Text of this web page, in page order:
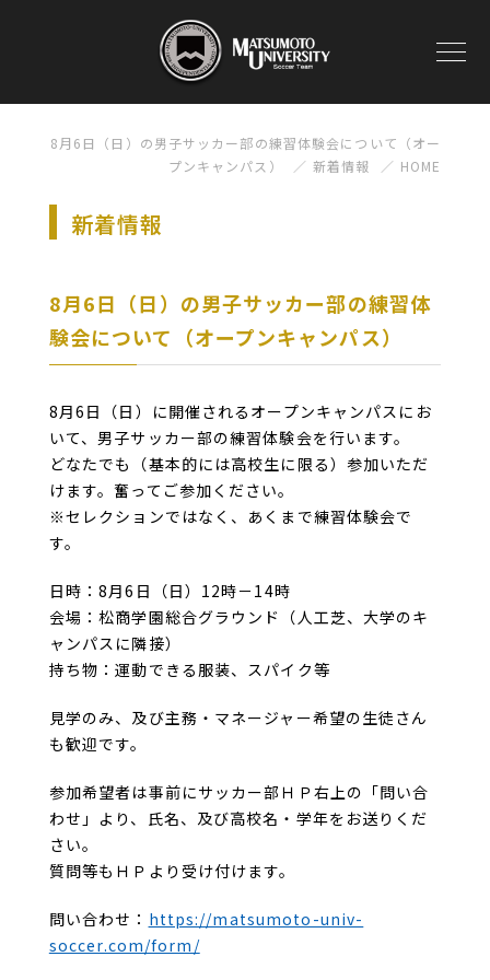
8月6日（日）の男子サッカー部の練習体験会について（オー
プンキャンパス）
新着情報 HOME
新着情報
8月6日（日）の男子サッカー部の練習体
験会について（オープンキャンパス）
8月6日（日）に開催されるオープンキャンパスにお
いて、男子サッカー部の練習体験会を行います。
どなたでも（基本的には高校生に限る）参加いただ
けます。奮ってご参加ください。
※セレクションではなく、あくまで練習体験会で
す。
日時：8月6日（日）12時－14時
会場：松商学園総合グラウンド（人工芝、大学のキ
ャンパスに隣接）
持ち物：運動できる服装、スパイク等
見学のみ、及び主務・マネージャー希望の生徒さん
も歓迎です。
参加希望者は事前にサッカー部ＨＰ右上の「問い合
わせ」より、氏名、及び高校名・学年をお送りくだ
さい。
質問等もＨＰより受け付けます。
問い合わせ： https://matsumoto-univ-
soccer.com/form/